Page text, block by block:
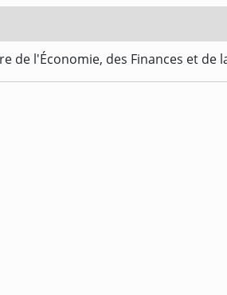
de l'Économie, des Finances et